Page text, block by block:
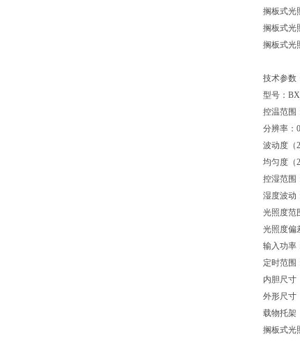
搁板式光
搁板式光
搁板式光
技术参数
型号：
控温范围
分辨率：
波动度
均匀度
控湿范围
湿度波动
光照度范
光照度偏
输入功率
定时范围
内胆尺寸
外形尺寸
载物托架
搁板式光